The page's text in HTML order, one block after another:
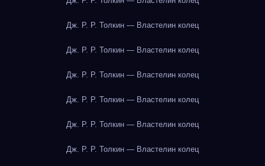
Дж. Р. Р. Толкин — Властелин колец
Дж. Р. Р. Толкин — Властелин колец
Дж. Р. Р. Толкин — Властелин колец
Дж. Р. Р. Толкин — Властелин колец
Дж. Р. Р. Толкин — Властелин колец
Дж. Р. Р. Толкин — Властелин колец